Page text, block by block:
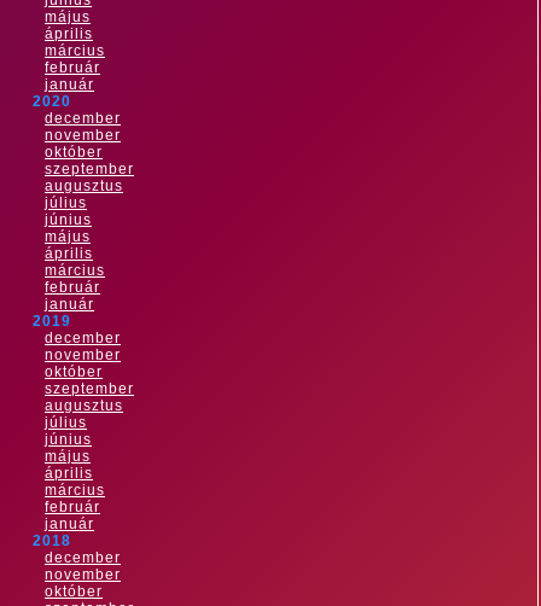
május
április
március
február
január
2020
december
november
október
szeptember
augusztus
július
június
május
április
március
február
január
2019
december
november
október
szeptember
augusztus
július
június
május
április
március
február
január
2018
december
november
október